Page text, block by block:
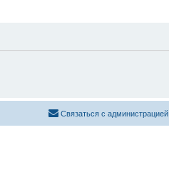
Связаться с администрацией